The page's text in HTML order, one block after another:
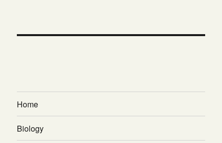
Home
Biology